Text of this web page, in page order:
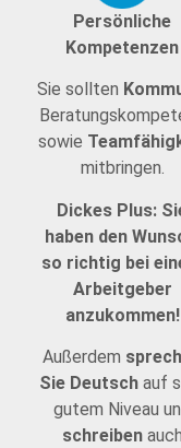
Persönliche
Kompetenzen
Sie sollten
sowie
mitbringen.
Dickes Plus:
haben den
so richtig bei
Arbeitgeber
anzukommen!
Außerdem
Sie Deutsch auf
gutem Niveau
schreibenauch